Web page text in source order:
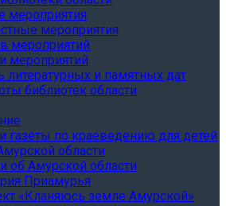
мероприятия
мероприятия
мероприятий
мероприятий
литературных и памятных дат
библиотек области
газеты по краеведению для детей
области
об Амурской области
Приамурья
«Кланяюсь земле Амурской»